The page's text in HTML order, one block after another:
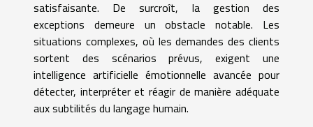
satisfaisante. De surcroît, la gestion des
exceptions demeure un obstacle notable. Les
situations complexes, où les demandes des clients
sortent des scénarios prévus, exigent une
intelligence artificielle émotionnelle avancée pour
détecter, interpréter et réagir de manière adéquate
aux subtilités du langage humain.